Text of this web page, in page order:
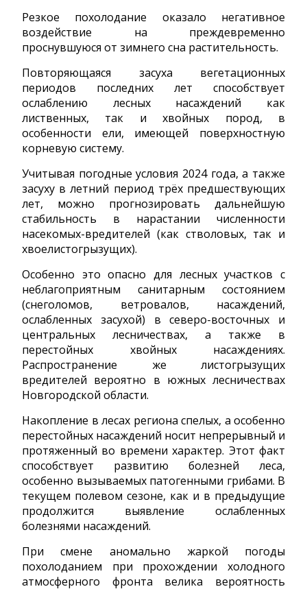
Резкое похолодание оказало негативное
воздействие на преждевременно
проснувшуюся от зимнего сна растительность.
Повторяющаяся засуха вегетационных
периодов последних лет способствует
ослаблению лесных насаждений как
лиственных, так и хвойных пород, в
особенности ели, имеющей поверхностную
корневую систему.
Учитывая погодные условия 2024 года, а также
засуху в летний период трёх предшествующих
лет, можно прогнозировать дальнейшую
стабильность в нарастании численности
насекомых-вредителей (как стволовых, так и
хвоелистогрызущих).
Особенно это опасно для лесных участков с
неблагоприятным санитарным состоянием
(снеголомов, ветровалов, насаждений,
ослабленных засухой) в северо-восточных и
центральных лесничествах, а также в
перестойных хвойных насаждениях.
Распространение же листогрызущих
вредителей вероятно в южных лесничествах
Новгородской области.
Накопление в лесах региона спелых, а особенно
перестойных насаждений носит непрерывный и
протяженный во времени характер. Этот факт
способствует развитию болезней леса,
особенно вызываемых патогенными грибами. В
текущем полевом сезоне, как и в предыдущие
продолжится выявление ослабленных
болезнями насаждений.
При смене аномально жаркой погоды
похолоданием при прохождении холодного
атмосферного фронта велика вероятность